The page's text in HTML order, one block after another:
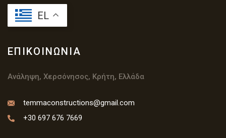
EL
ΕΠΙΚΟΙΝΩΝΊΑ
Ανάληψη, Χερσόνησος, Κρήτη, Ελλάδα
temmaconstructions@gmail.com
+30 697 676 7669